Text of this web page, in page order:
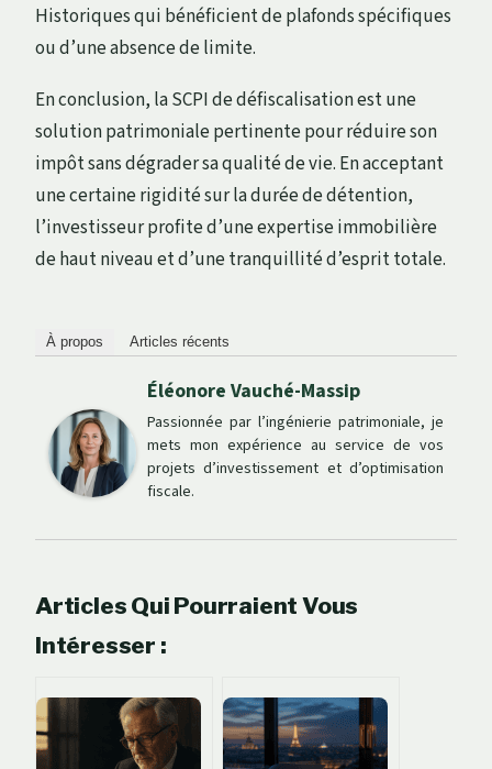
Historiques qui bénéficient de plafonds spécifiques
ou d’une absence de limite.
En conclusion, la SCPI de défiscalisation est une
solution patrimoniale pertinente pour réduire son
impôt sans dégrader sa qualité de vie. En acceptant
une certaine rigidité sur la durée de détention,
l’investisseur profite d’une expertise immobilière
de haut niveau et d’une tranquillité d’esprit totale.
À propos Articles récents
Éléonore Vauché-Massip
Passionnée par l’ingénierie patrimoniale, je
mets mon expérience au service de vos
projets d’investissement et d’optimisation
fiscale.
Articles Qui Pourraient Vous
Intéresser :